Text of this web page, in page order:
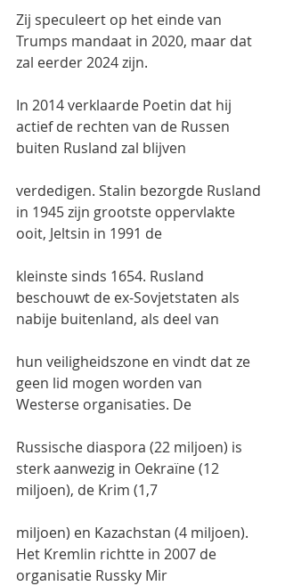
Zij speculeert op het einde van
Trumps mandaat in 2020, maar dat
zal eerder 2024 zijn.
In 2014 verklaarde Poetin dat hij
actief de rechten van de Russen
buiten Rusland zal blijven
verdedigen. Stalin bezorgde Rusland
in 1945 zijn grootste oppervlakte
ooit, Jeltsin in 1991 de
kleinste sinds 1654. Rusland
beschouwt de ex-Sovjetstaten als
nabije buitenland, als deel van
hun veiligheidszone en vindt dat ze
geen lid mogen worden van
Westerse organisaties. De
Russische diaspora (22 miljoen) is
sterk aanwezig in Oekraïne (12
miljoen), de Krim (1,7
miljoen) en Kazachstan (4 miljoen).
Het Kremlin richtte in 2007 de
organisatie Russky Mir